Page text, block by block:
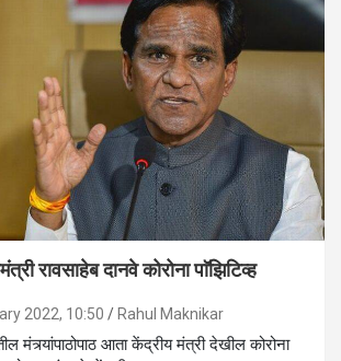
रावसाहेब दानवे कोरोना पाॅझिटिव्ह
2022, 10:50 Rahul Maknikar
मंत्र्यांपाठोपाठ आता केंद्रीय मंत्री देखील कोरोना